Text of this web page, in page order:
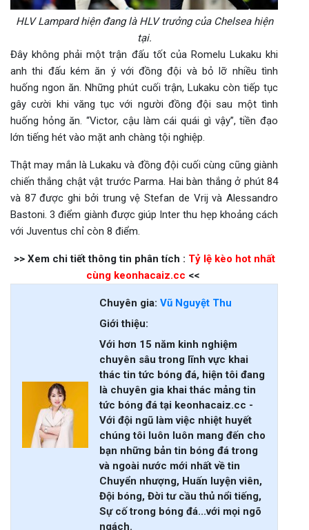
HLV Lampard hiện đang là HLV trưởng của Chelsea hiện
tại.
Đây không phải một trận đấu tốt của Romelu Lukaku khi
anh thi đấu kém ăn ý với đồng đội và bỏ lỡ nhiều tình
huống ngon ăn. Những phút cuối trận, Lukaku còn tiếp tục
gây cười khi văng tục với người đồng đội sau một tình
huống hỏng ăn. “Victor, cậu làm cái quái gì vậy”, tiền đạo
lớn tiếng hét vào mặt anh chàng tội nghiệp.
Thật may mắn là Lukaku và đồng đội cuối cùng cũng giành
chiến thắng chật vật trước Parma. Hai bàn thắng ở phút 84
và 87 được ghi bởi trung vệ Stefan de Vrij và Alessandro
Bastoni. 3 điểm giành được giúp Inter thu hẹp khoảng cách
với Juventus chỉ còn 8 điểm.
>> Xem chi tiết thông tin phân tích : Tỷ lệ kèo hot nhất
cùng keonhacaiz.cc <<
Chuyên gia: Vũ Nguyệt Thu
Giới thiệu:
Với hơn 15 năm kinh nghiệm
chuyên sâu trong lĩnh vực khai
thác tin tức bóng đá, hiện tôi đang
là chuyên gia khai thác mảng tin
tức bóng đá tại keonhacaiz.cc -
Với đội ngũ làm việc nhiệt huyết
chúng tôi luôn luôn mang đến cho
bạn những bản tin bóng đá trong
và ngoài nước mới nhất về tin
Chuyển nhượng, Huấn luyện viên,
Đội bóng, Đời tư cầu thủ nổi tiếng,
Sự cố trong bóng đá...với mọi ngõ
ngách.